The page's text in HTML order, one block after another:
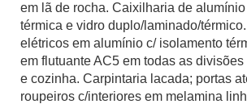
em lã de rocha. Caixilharia de
térmica e vidro duplo/laminado/
elétricos em alumínio c/ isolamento
em flutuante AC5 em todas as divisões
e cozinha. Carpintaria lacada; portas
roupeiros c/interiores em melamina